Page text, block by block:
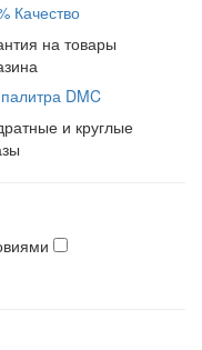
Качество
на товары
DMC
и круглые